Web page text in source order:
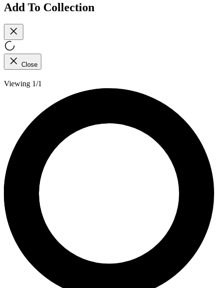
Add To Collection
Close
Viewing 1/1